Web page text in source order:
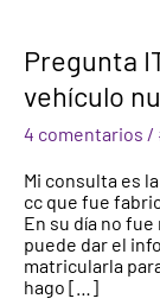
Pregunta
vehículo
4 comentarios /
Mi consulta es
cc que fue
En su día no
puede dar el
matricularla
hago […]
Pregunta
ITV:
Matriculación
un
nunca
matriculado